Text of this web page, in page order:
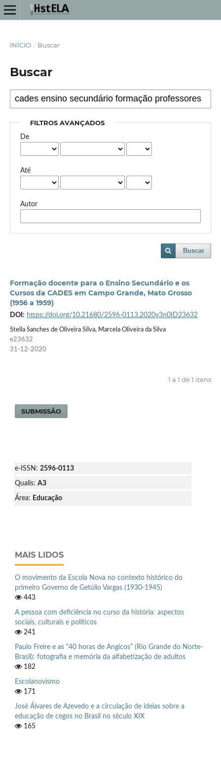
INÍCIO / Buscar
Buscar
FILTROS AVANÇADOS
De
Até
Autor
Buscar
Formação docente para o Ensino Secundário e os
Cursos da CADES em Campo Grande, Mato Grosso
(1956 a 1959)
DOI: https://doi.org/10.21680/2596-0113.2020v3n0ID23632
Stella Sanches de Oliveira Silva, Marcela Oliveira da Silva
e23632
31-12-2020
1 a 1 de 1 itens
SUBMISSÃO
e-ISSN: 2596-0113
Qualis: A3
Área: Educação
MAIS LIDOS
O movimento da Escola Nova no contexto histórico do
primeiro Governo de Getúlio Vargas (1930-1945)
443
A pessoa com deficiência no curso da história: aspectos
sociais, culturais e políticos
241
Paulo Freire e as “40 horas de Angicos” (Rio Grande do Norte-
Brasil): fotografia e memória da alfabetização de adultos
182
Escolanovismo
171
José Álvares de Azevedo e a circulação de ideias sobre a
educação de cegos no Brasil no século XIX
165